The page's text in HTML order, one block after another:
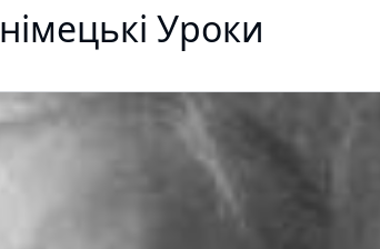
німецькі Уроки